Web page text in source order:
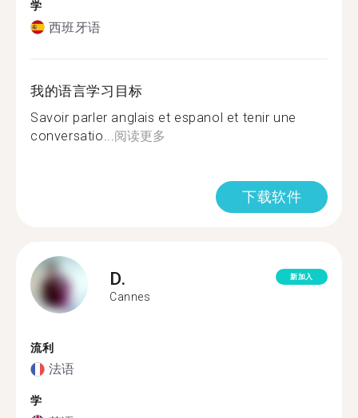
学
西班牙语
我的语言学习目标
Savoir parler anglais et espanol et tenir une
conversatio... 阅读更多
下载软件
D.
Cannes
新加入
流利
法语
学